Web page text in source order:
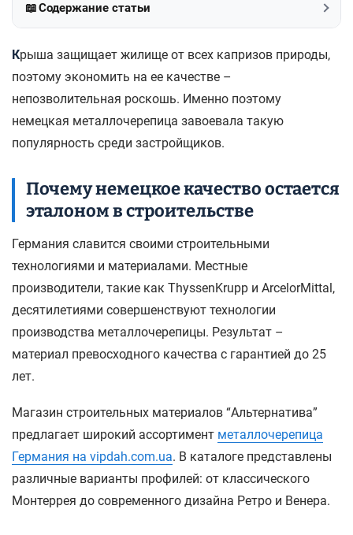
📖Содержание статьи
Крыша защищает жилище от всех капризов природы,
поэтому экономить на ее качестве –
непозволительная роскошь. Именно поэтому
немецкая металлочерепица завоевала такую
популярность среди застройщиков.
Почему немецкое качество остается
эталоном в строительстве
Германия славится своими строительными
технологиями и материалами. Местные
производители, такие как ThyssenKrupp и ArcelorMittal,
десятилетиями совершенствуют технологии
производства металлочерепицы. Результат –
материал превосходного качества с гарантией до 25
лет.
Магазин строительных материалов “Альтернатива”
предлагает широкий ассортимент металлочерепица
Германия на vipdah.com.ua. В каталоге представлены
различные варианты профилей: от классического
Монтеррея до современного дизайна Ретро и Венера.